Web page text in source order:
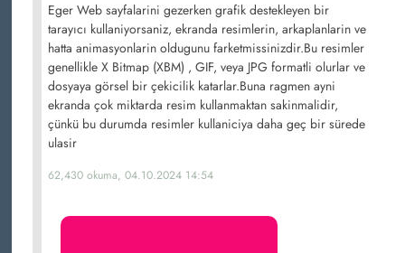
Eger Web sayfalarini gezerken grafik destekleyen bir
tarayıcı kullaniyorsaniz, ekranda resimlerin, arkaplanlarin ve
hatta animasyonlarin oldugunu farketmissinizdir.Bu resimler
genellikle X Bitmap (XBM) , GIF, veya JPG formatli olurlar ve
dosyaya görsel bir çekicilik katarlar.Buna ragmen ayni
ekranda çok miktarda resim kullanmaktan sakinmalidir,
çünkü bu durumda resimler kullaniciya daha geç bir sürede
ulasir
62,430 okuma, 04.10.2024 14:54